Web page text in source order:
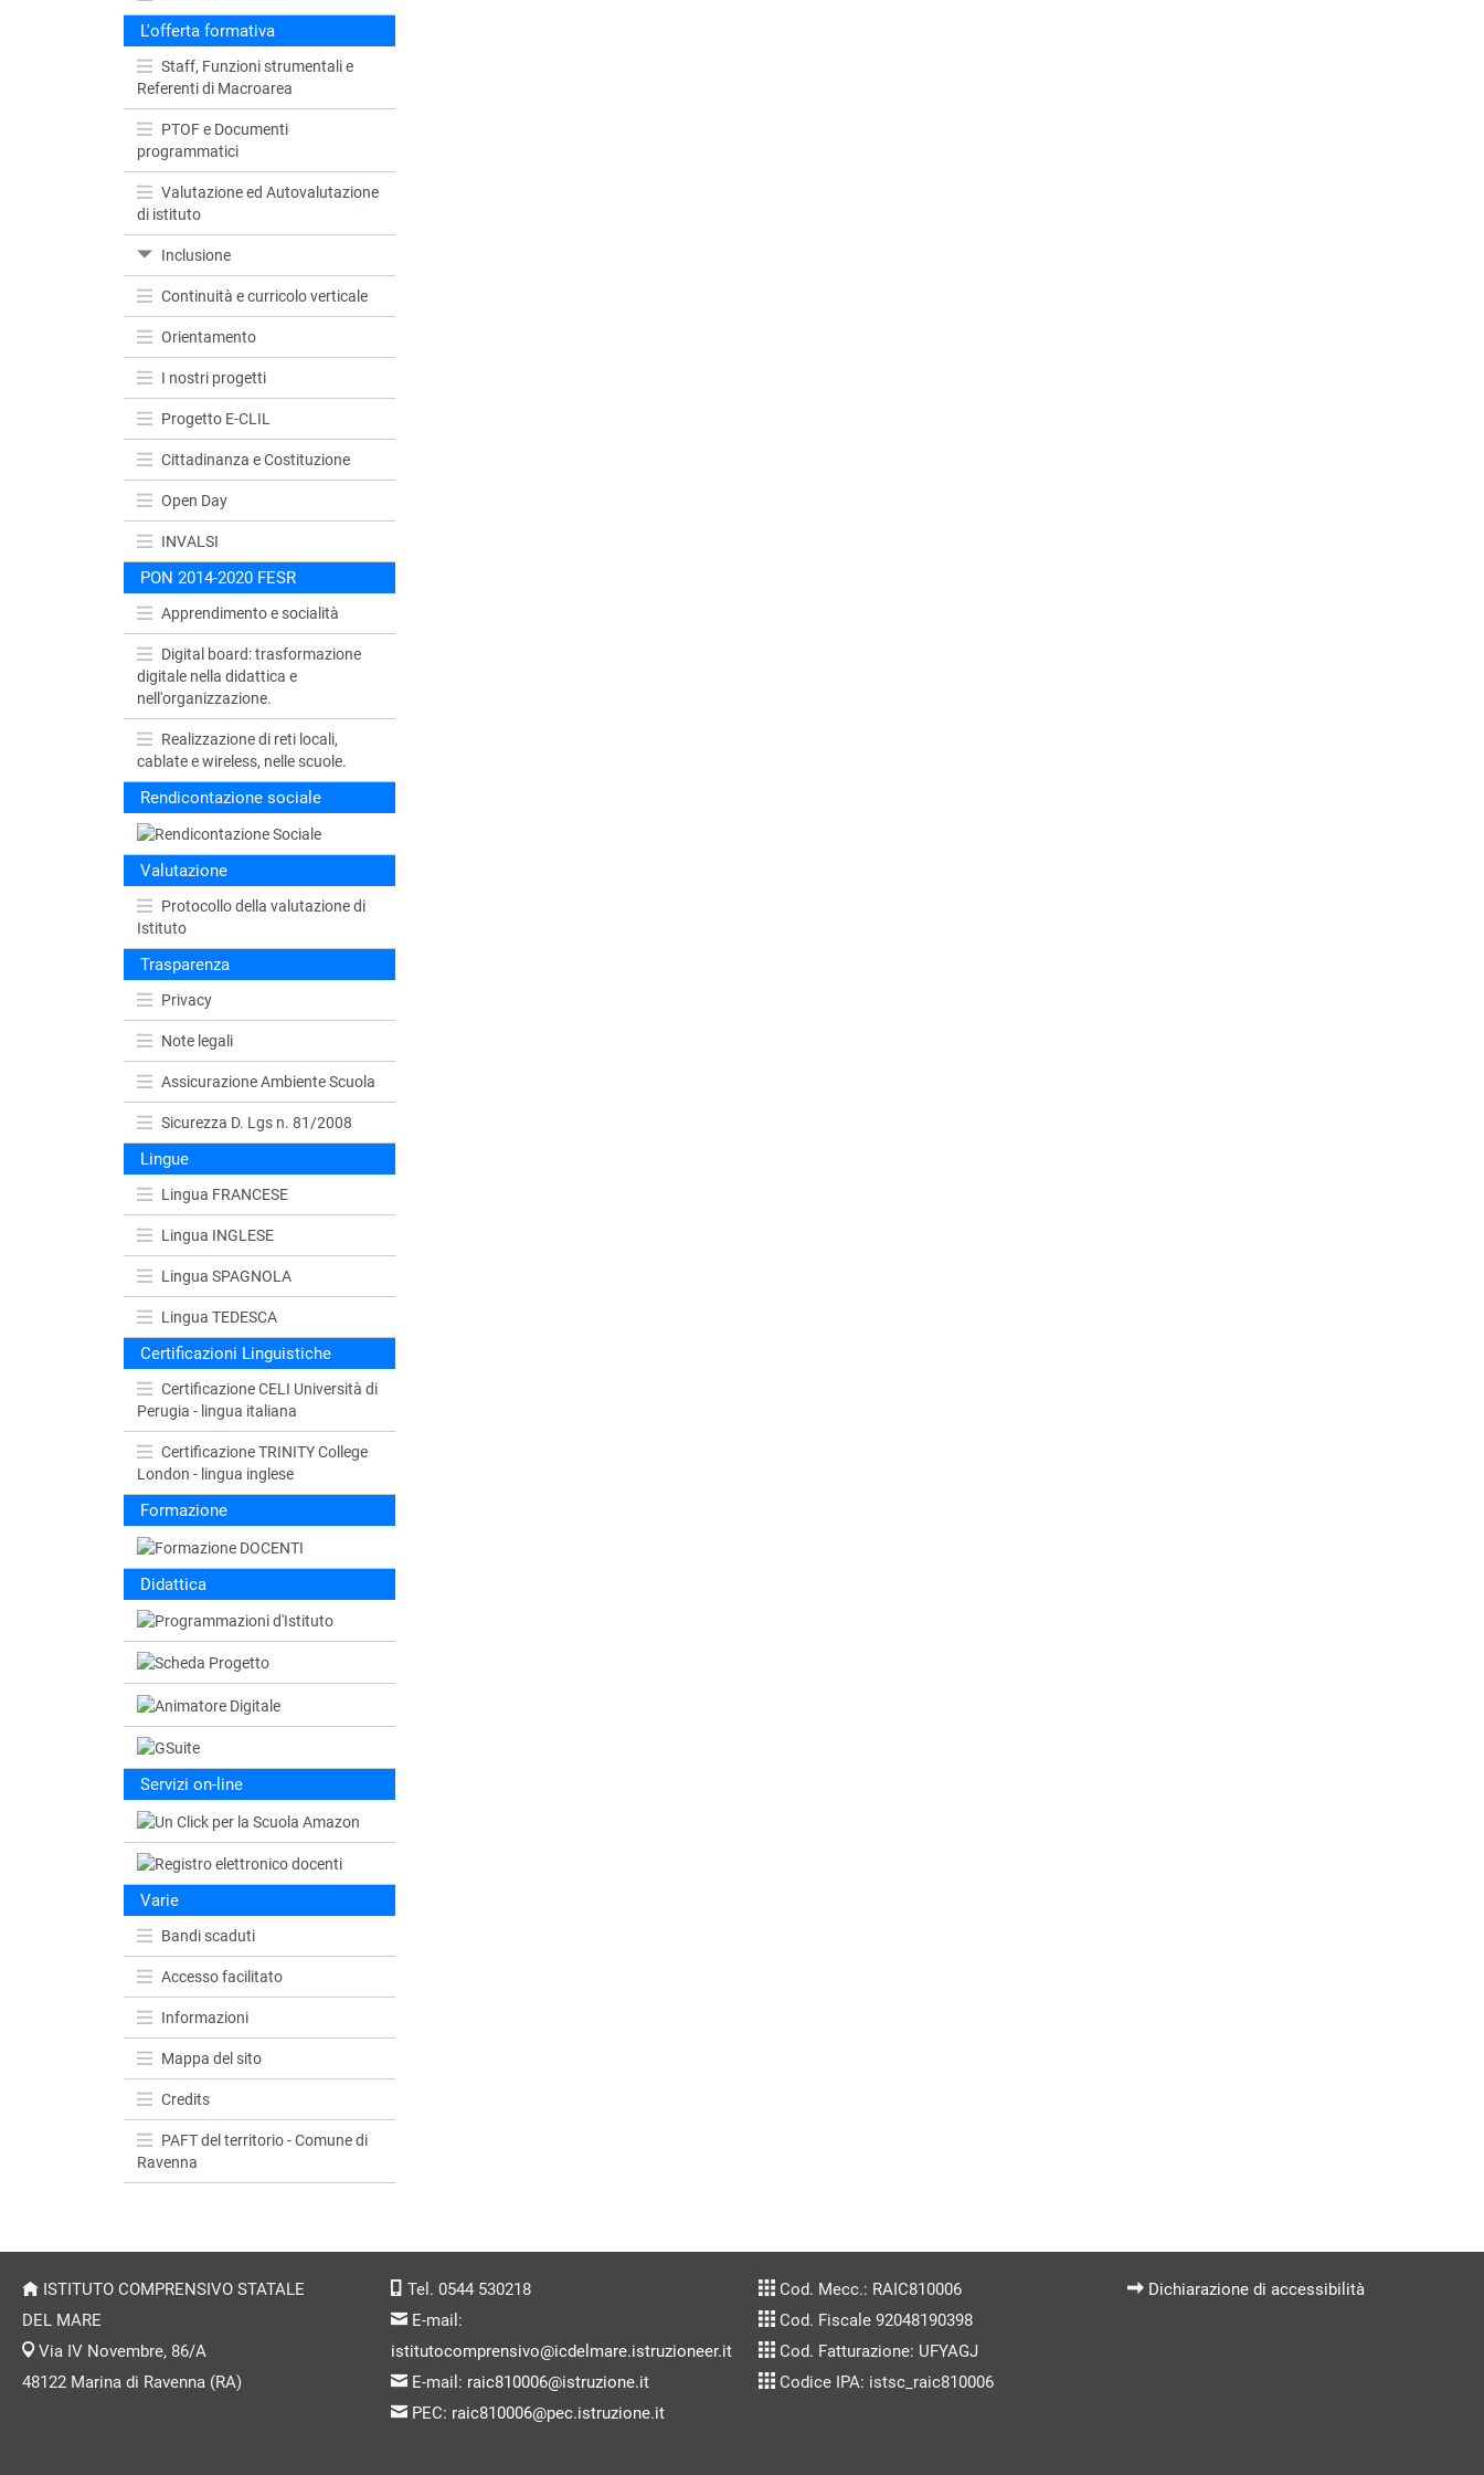
L'offerta formativa
Staff, Funzioni strumentali e
Referenti di Macroarea
PTOF e Documenti
programmatici
Valutazione ed Autovalutazione
di istituto
Inclusione
Continuità e curricolo verticale
Orientamento
I nostri progetti
Progetto E-CLIL
Cittadinanza e Costituzione
Open Day
INVALSI
PON 2014-2020 FESR
Apprendimento e socialità
Digital board: trasformazione
digitale nella didattica e
nell'organizzazione.
Realizzazione di reti locali,
cablate e wireless, nelle scuole.
Rendicontazione sociale
Valutazione
Protocollo della valutazione di
Istituto
Trasparenza
Privacy
Note legali
Assicurazione Ambiente Scuola
Sicurezza D. Lgs n. 81/2008
Lingue
Lingua FRANCESE
Lingua INGLESE
Lingua SPAGNOLA
Lingua TEDESCA
Certificazioni Linguistiche
Certificazione CELI Università di
Perugia - lingua italiana
Certificazione TRINITY College
London - lingua inglese
Formazione
Didattica
Servizi on-line
Varie
Bandi scaduti
Accesso facilitato
Informazioni
Mappa del sito
Credits
PAFT del territorio - Comune di
Ravenna
ISTITUTO COMPRENSIVO STATALE
DEL MARE
Via IV Novembre, 86/A
48122 Marina di Ravenna (RA)
Tel. 0544 530218
E-mail:
istitutocomprensivo@icdelmare.istruzioneer.it
E-mail: raic810006@istruzione.it
PEC: raic810006@pec.istruzione.it
Cod. Mecc.: RAIC810006
Cod. Fiscale 92048190398
Cod. Fatturazione: UFYAGJ
Codice IPA: istsc_raic810006
Dichiarazione di accessibilità